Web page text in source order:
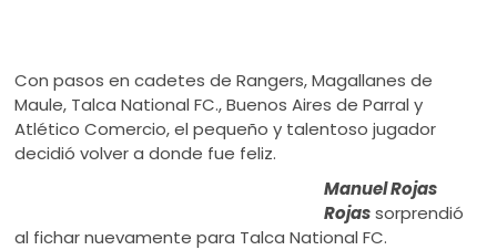
Con pasos en cadetes de Rangers, Magallanes de
Maule, Talca National FC., Buenos Aires de Parral y
Atlético Comercio, el pequeño y talentoso jugador
decidió volver a donde fue feliz.
Manuel Rojas
Rojas sorprendió
al fichar nuevamente para Talca National FC.